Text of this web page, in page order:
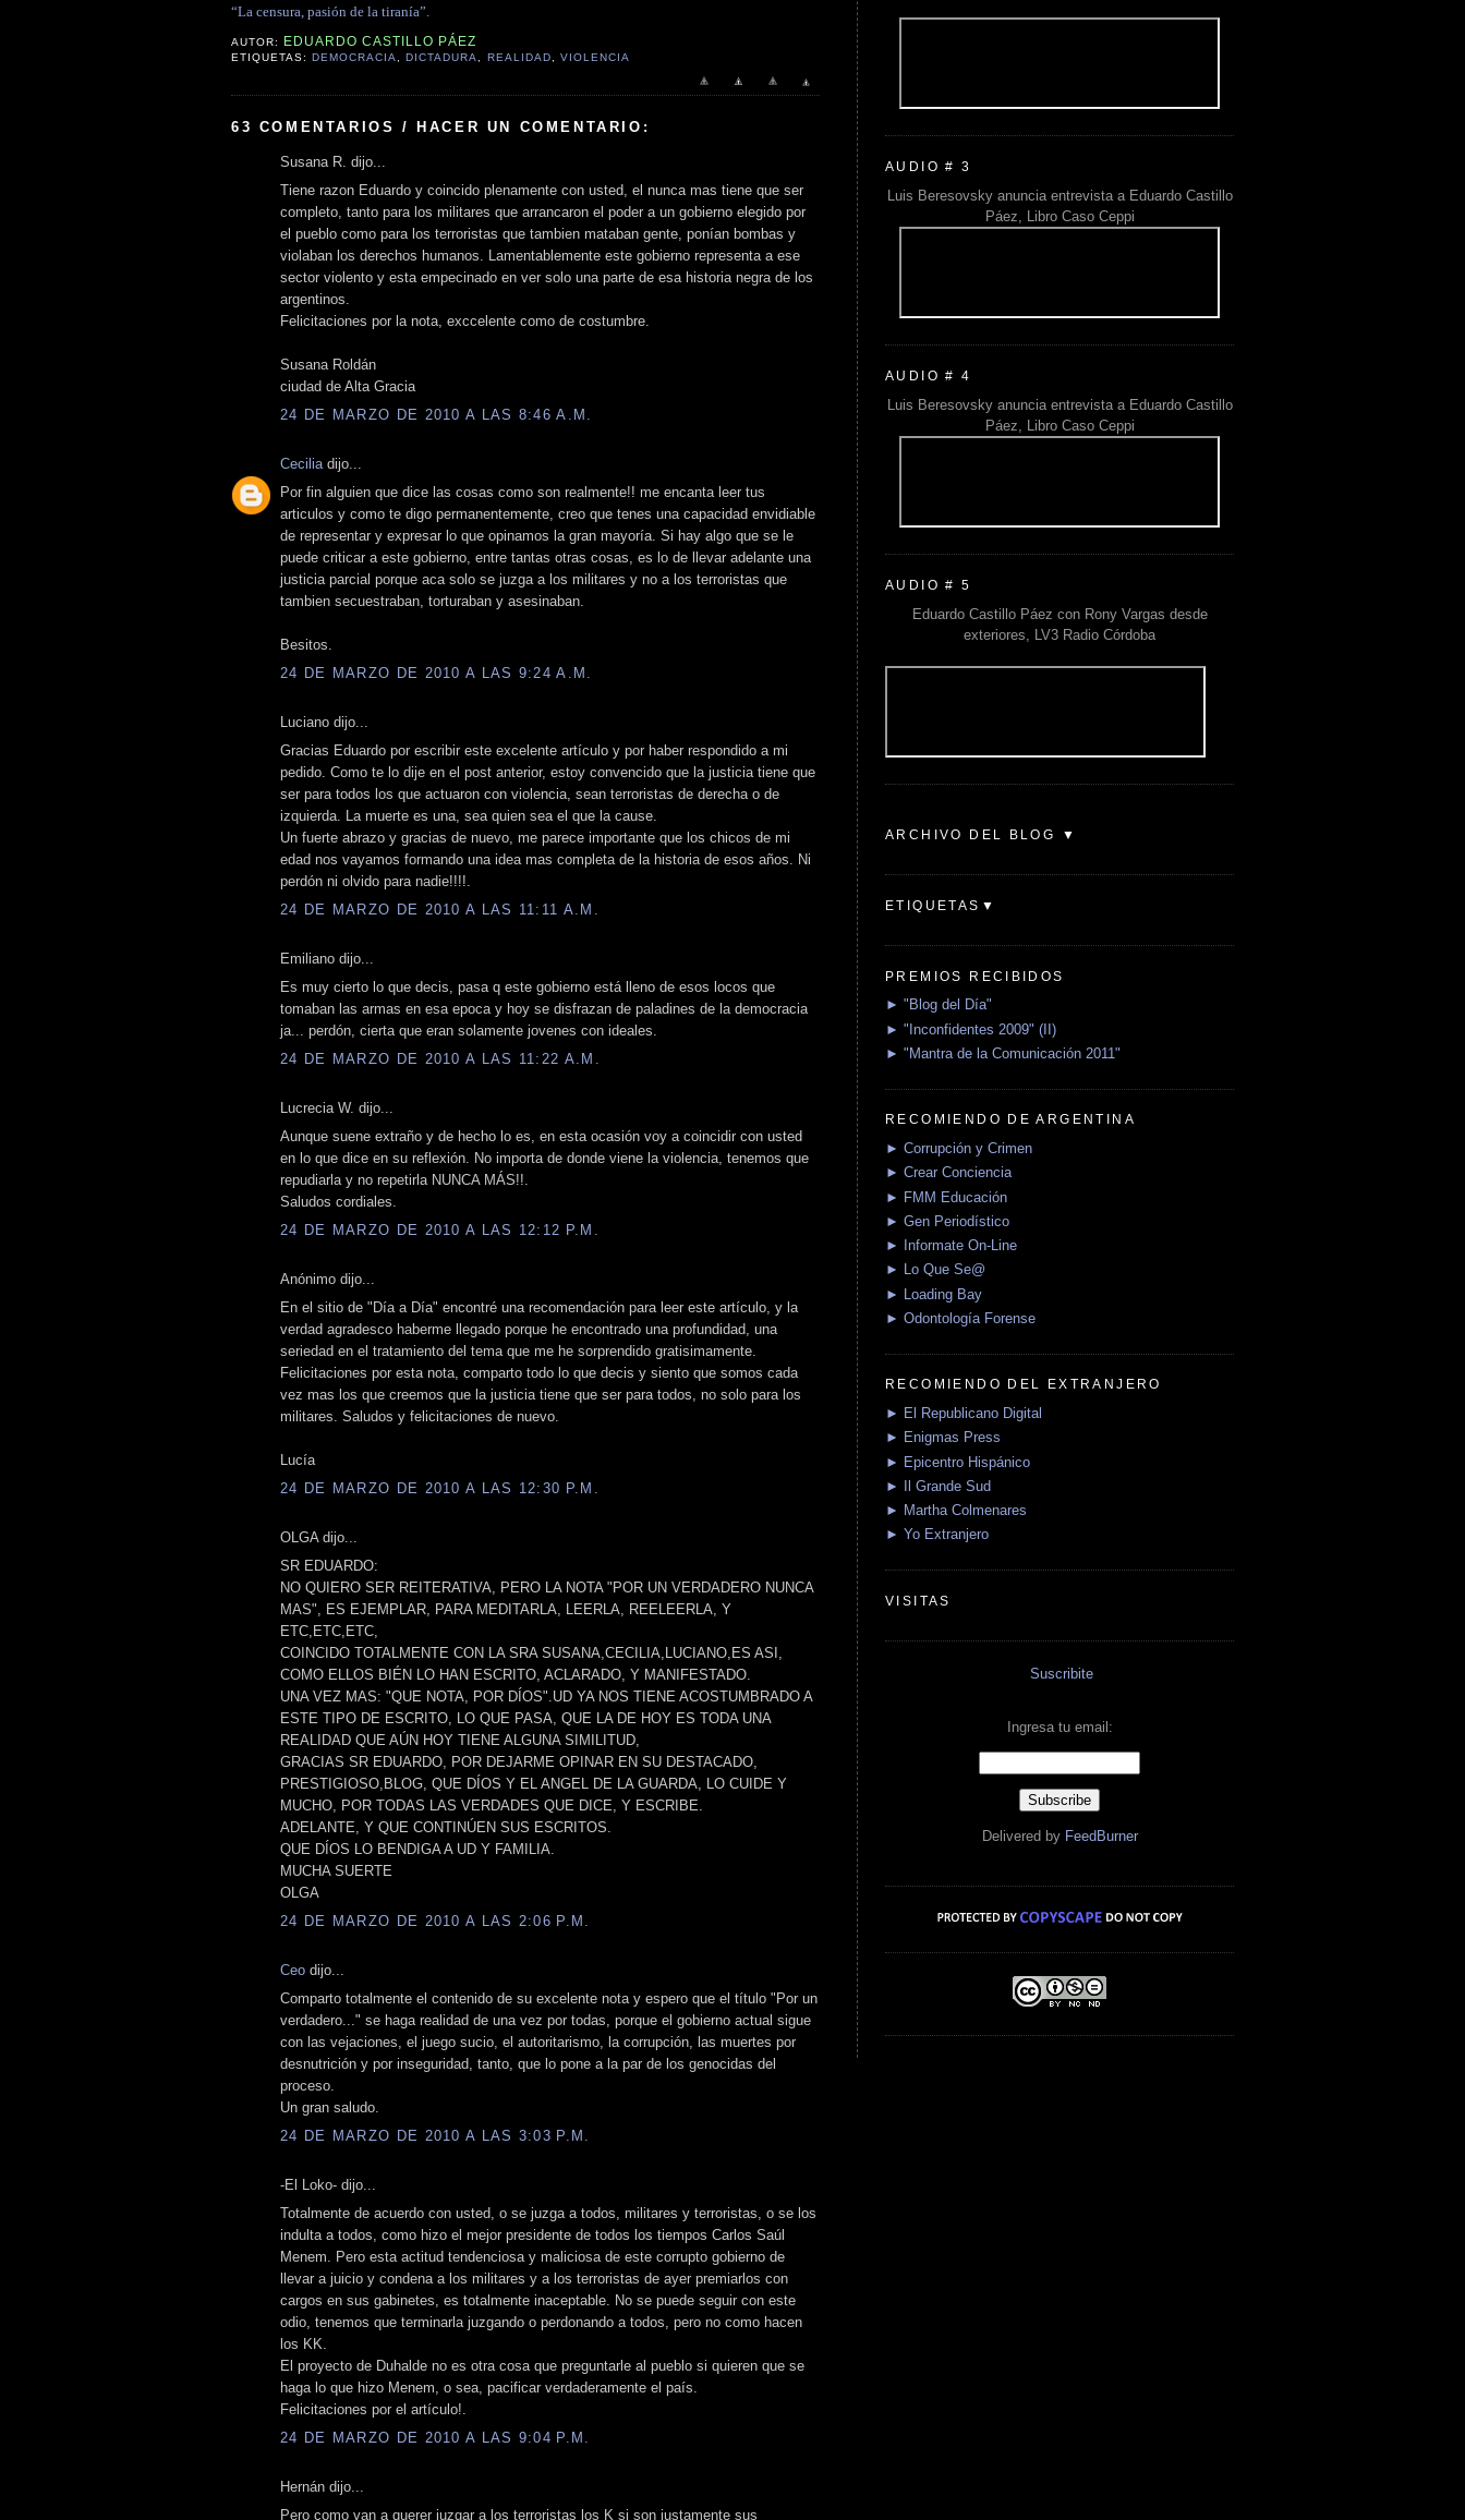
“La censura, pasión de la tiranía”.
AUTOR: EDUARDO CASTILLO PÁEZ
ETIQUETAS:DEMOCRACIA ,DICTADURA REALIDAD VIOLENCIA
63 COMENTARIOS / HACER UN COMENTARIO:
Susana R. dijo...
Tiene razon Eduardo y coincido plenamente con usted, el nunca mas tiene que ser
completo, tanto para los militares que arrancaron el poder a un gobierno elegido por
el pueblo como para los terroristas que tambien mataban gente, ponían bombas y
violaban los derechos humanos. Lamentablemente este gobierno representa a ese
sector violento y esta empecinado en ver solo una parte de esa historia negra de los
argentinos.
Felicitaciones por la nota, exccelente como de costumbre.
Susana Roldán
ciudad de Alta Gracia
24 DE MARZO DE 2010 A LAS 8:46 A.M.
Cecilia dijo...
Por fin alguien que dice las cosas como son realmente!! me encanta leer tus
articulos y como te digo permanentemente, creo que tenes una capacidad envidiable
de representar y expresar lo que opinamos la gran mayoría. Si hay algo que se le
puede criticar a este gobierno, entre tantas otras cosas, es lo de llevar adelante una
justicia parcial porque aca solo se juzga a los militares y no a los terroristas que
tambien secuestraban, torturaban y asesinaban.
Besitos.
24 DE MARZO DE 2010 A LAS 9:24 A.M.
Luciano dijo...
Gracias Eduardo por escribir este excelente artículo y por haber respondido a mi
pedido. Como te lo dije en el post anterior, estoy convencido que la justicia tiene que
ser para todos los que actuaron con violencia, sean terroristas de derecha o de
izquierda. La muerte es una, sea quien sea el que la cause.
Un fuerte abrazo y gracias de nuevo, me parece importante que los chicos de mi
edad nos vayamos formando una idea mas completa de la historia de esos años. Ni
perdón ni olvido para nadie!!!!.
24 DE MARZO DE 2010 A LAS 11:11 A.M.
Emiliano dijo...
Es muy cierto lo que decis, pasa q este gobierno está lleno de esos locos que
tomaban las armas en esa epoca y hoy se disfrazan de paladines de la democracia
ja... perdón, cierta que eran solamente jovenes con ideales.
24 DE MARZO DE 2010 A LAS 11:22 A.M.
Lucrecia W. dijo...
Aunque suene extraño y de hecho lo es, en esta ocasión voy a coincidir con usted
en lo que dice en su reflexión. No importa de donde viene la violencia, tenemos que
repudiarla y no repetirla NUNCA MÁS!!.
Saludos cordiales.
24 DE MARZO DE 2010 A LAS 12:12 P.M.
Anónimo dijo...
En el sitio de "Día a Día" encontré una recomendación para leer este artículo, y la
verdad agradesco haberme llegado porque he encontrado una profundidad, una
seriedad en el tratamiento del tema que me he sorprendido gratisimamente.
Felicitaciones por esta nota, comparto todo lo que decis y siento que somos cada
vez mas los que creemos que la justicia tiene que ser para todos, no solo para los
militares. Saludos y felicitaciones de nuevo.
Lucía
24 DE MARZO DE 2010 A LAS 12:30 P.M.
OLGA dijo...
SR EDUARDO:
NO QUIERO SER REITERATIVA, PERO LA NOTA "POR UN VERDADERO NUNCA
MAS", ES EJEMPLAR, PARA MEDITARLA, LEERLA, REELEERLA, Y
ETC,ETC,ETC,
COINCIDO TOTALMENTE CON LA SRA SUSANA,CECILIA,LUCIANO,ES ASI,
COMO ELLOS BIÉN LO HAN ESCRITO, ACLARADO, Y MANIFESTADO.
UNA VEZ MAS: "QUE NOTA, POR DÍOS".UD YA NOS TIENE ACOSTUMBRADO A
ESTE TIPO DE ESCRITO, LO QUE PASA, QUE LA DE HOY ES TODA UNA
REALIDAD QUE AÚN HOY TIENE ALGUNA SIMILITUD,
GRACIAS SR EDUARDO, POR DEJARME OPINAR EN SU DESTACADO,
PRESTIGIOSO,BLOG, QUE DÍOS Y EL ANGEL DE LA GUARDA, LO CUIDE Y
MUCHO, POR TODAS LAS VERDADES QUE DICE, Y ESCRIBE.
ADELANTE, Y QUE CONTINÚEN SUS ESCRITOS.
QUE DÍOS LO BENDIGA A UD Y FAMILIA.
MUCHA SUERTE
OLGA
24 DE MARZO DE 2010 A LAS 2:06 P.M.
Ceo dijo...
Comparto totalmente el contenido de su excelente nota y espero que el título "Por un
verdadero..." se haga realidad de una vez por todas, porque el gobierno actual sigue
con las vejaciones, el juego sucio, el autoritarismo, la corrupción, las muertes por
desnutrición y por inseguridad, tanto, que lo pone a la par de los genocidas del
proceso.
Un gran saludo.
24 DE MARZO DE 2010 A LAS 3:03 P.M.
-El Loko- dijo...
Totalmente de acuerdo con usted, o se juzga a todos, militares y terroristas, o se los
indulta a todos, como hizo el mejor presidente de todos los tiempos Carlos Saúl
Menem. Pero esta actitud tendenciosa y maliciosa de este corrupto gobierno de
llevar a juicio y condena a los militares y a los terroristas de ayer premiarlos con
cargos en sus gabinetes, es totalmente inaceptable. No se puede seguir con este
odio, tenemos que terminarla juzgando o perdonando a todos, pero no como hacen
los KK.
El proyecto de Duhalde no es otra cosa que preguntarle al pueblo si quieren que se
haga lo que hizo Menem, o sea, pacificar verdaderamente el país.
Felicitaciones por el artículo!.
24 DE MARZO DE 2010 A LAS 9:04 P.M.
Hernán dijo...
Pero como van a querer juzgar a los terroristas los K si son justamente sus
AUDIO # 3
Luis Beresovsky anuncia entrevista a Eduardo Castillo
Páez, Libro Caso Ceppi
AUDIO # 4
Luis Beresovsky anuncia entrevista a Eduardo Castillo
Páez, Libro Caso Ceppi
AUDIO # 5
Eduardo Castillo Páez con Rony Vargas desde
exteriores, LV3 Radio Córdoba
ARCHIVO DEL BLOG ▼
ETIQUETAS▼
PREMIOS RECIBIDOS
► "Blog del Día"
► "Inconfidentes 2009" (II)
► "Mantra de la Comunicación 2011"
RECOMIENDO DE ARGENTINA
► Corrupción y Crimen
► Crear Conciencia
► FMM Educación
► Gen Periodístico
► Informate On-Line
► Lo Que Se@
► Loading Bay
► Odontología Forense
RECOMIENDO DEL EXTRANJERO
► El Republicano Digital
► Enigmas Press
► Epicentro Hispánico
► Il Grande Sud
► Martha Colmenares
► Yo Extranjero
VISITAS
Suscribite
Ingresa tu email:
Delivered by FeedBurner